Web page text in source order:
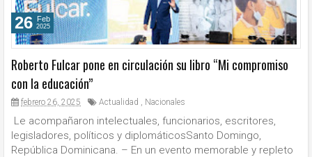
Roberto Fulcar pone en circulación su libro “Mi compromiso
con la educación”
febrero 26, 2025 Actualidad , Nacionales
Le acompañaron intelectuales, funcionarios, escritores,
legisladores, políticos y diplomáticosSanto Domingo,
República Dominicana. – En un evento memorable y repleto
26 Feb
2025